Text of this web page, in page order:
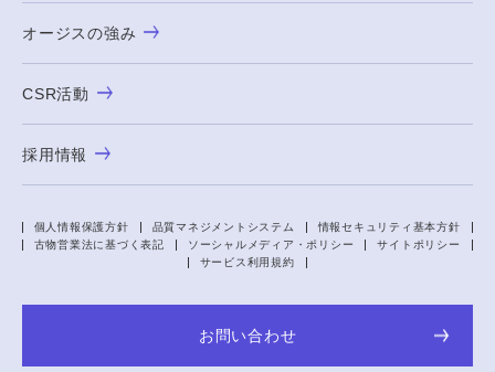
オージスの強み
CSR活動
採用情報
個人情報保護方針 品質マネジメントシステム
情報セキュリティ基本方針
古物営業法に基づく表記
ソーシャルメディア・ポリシー
サイトポリシー
サービス利用規約
お問い合わせ